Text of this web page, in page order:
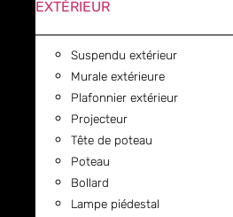
EXTÉRIEUR
Suspendu extérieur
Murale extérieure
Plafonnier extérieur
Projecteur
Tête de poteau
Poteau
Bollard
Lampe piédestal